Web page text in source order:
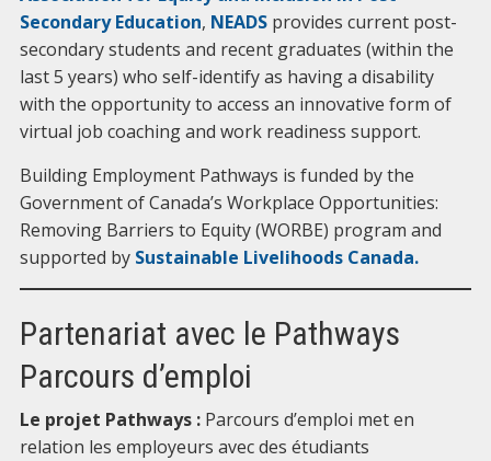
Secondary Education, NEADS provides current post-
secondary students and recent graduates (within the
last 5 years) who self-identify as having a disability
with the opportunity to access an innovative form of
virtual job coaching and work readiness support.
Building Employment Pathways is funded by the
Government of Canada’s Workplace Opportunities:
Removing Barriers to Equity (WORBE) program and
supported by Sustainable Livelihoods Canada.
Partenariat avec le Pathways
Parcours d’emploi
Le projet Pathways :Parcours d’emploi met en
relation les employeurs avec des étudiants